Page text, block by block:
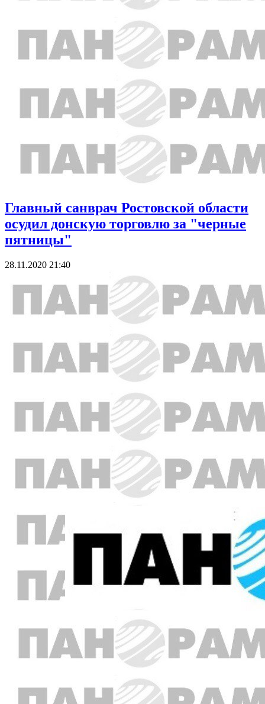
Главный санврач Ростовской области
осудил донскую торговлю за "черные
пятницы"
28.11.2020 21:40